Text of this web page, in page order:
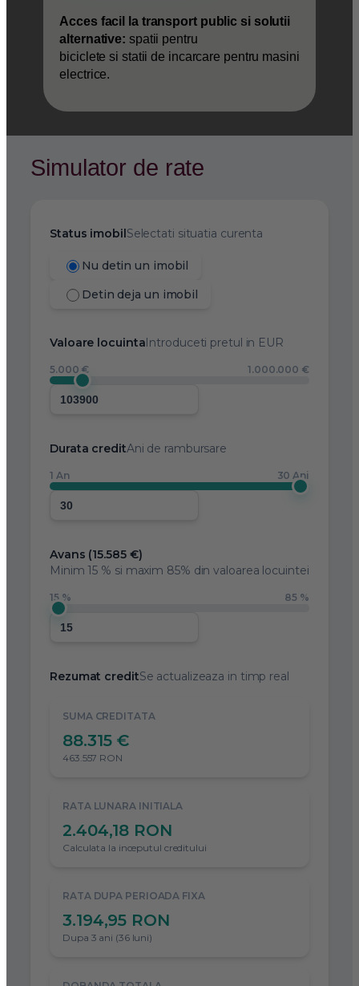
Acces facil la transport public si solutii
alternative: spatii pentru
biciclete si statii de incarcare pentru masini
electrice.
Simulator de rate
Status imobilSelectati situatia curenta
Nu detin un imobil
Detin deja un imobil
Valoare locuintaIntroduceti pretul in EUR
5.000 € 1.000.000 €
Durata creditAni de rambursare
1 An 30 Ani
Avans (15.585 €)
Minim15 % si maxim 85% din valoarea locuintei
15 % 85 %
Rezumat creditSe actualizeaza in timp real
SUMA CREDITATA
88.315 €
463.557 RON
RATA LUNARA INITIALA
2.404,18 RON
Calculata la inceputul creditului
RATA DUPA PERIOADA FIXA
3.194,95 RON
Dupa 3 ani (36 luni)